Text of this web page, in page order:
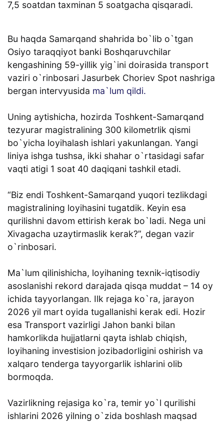
7,5 soatdan taxminan 5 soatgacha qisqaradi.
Bu haqda Samarqand shahrida bo`lib o`tgan
Osiyo taraqqiyot banki Boshqaruvchilar
kengashining 59-yillik yig`ini doirasida transport
vaziri o`rinbosari Jasurbek Choriev Spot nashriga
bergan intervyusida ma`lum qildi.
Uning aytishicha, hozirda Toshkent-Samarqand
tezyurar magistralining 300 kilometrlik qismi
bo`yicha loyihalash ishlari yakunlangan. Yangi
liniya ishga tushsa, ikki shahar o`rtasidagi safar
vaqti atigi 1 soat 40 daqiqani tashkil etadi.
“Biz endi Toshkent-Samarqand yuqori tezlikdagi
magistralining loyihasini tugatdik. Keyin esa
qurilishni davom ettirish kerak bo`ladi. Nega uni
Xivagacha uzaytirmaslik kerak?”, degan vazir
o`rinbosari.
Ma`lum qilinishicha, loyihaning texnik-iqtisodiy
asoslanishi rekord darajada qisqa muddat – 14 oy
ichida tayyorlangan. Ilk rejaga ko`ra, jarayon
2026 yil mart oyida tugallanishi kerak edi. Hozir
esa Transport vazirligi Jahon banki bilan
hamkorlikda hujjatlarni qayta ishlab chiqish,
loyihaning investision jozibadorligini oshirish va
xalqaro tenderga tayyorgarlik ishlarini olib
bormoqda.
Vazirlikning rejasiga ko`ra, temir yo`l qurilishi
ishlarini 2026 yilning o`zida boshlash maqsad